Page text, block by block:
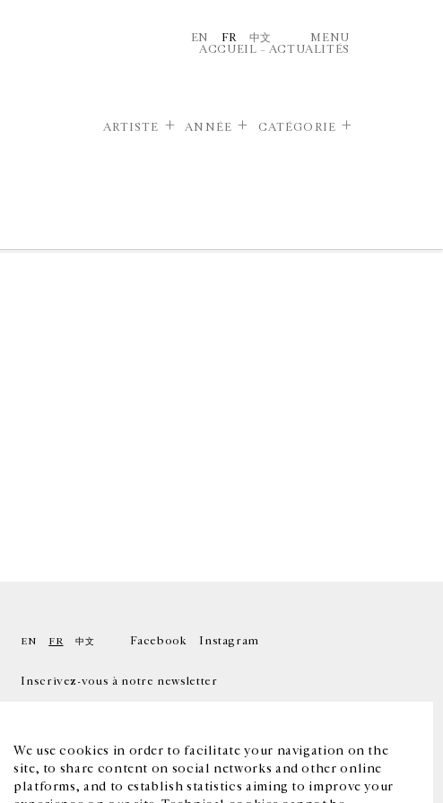
We use cookies in order to facilitate your navigation on the
site, to share content on social networks and other online
platforms, and to establish statistics aiming to improve your
EN FR 中文
MENU
ACCUEIL – ACTUALITÉS
ARTISTE ANNÉE CATÉGORIE
EN FR 中文 Facebook Instagram
Inscrivez-vous à notre newsletter